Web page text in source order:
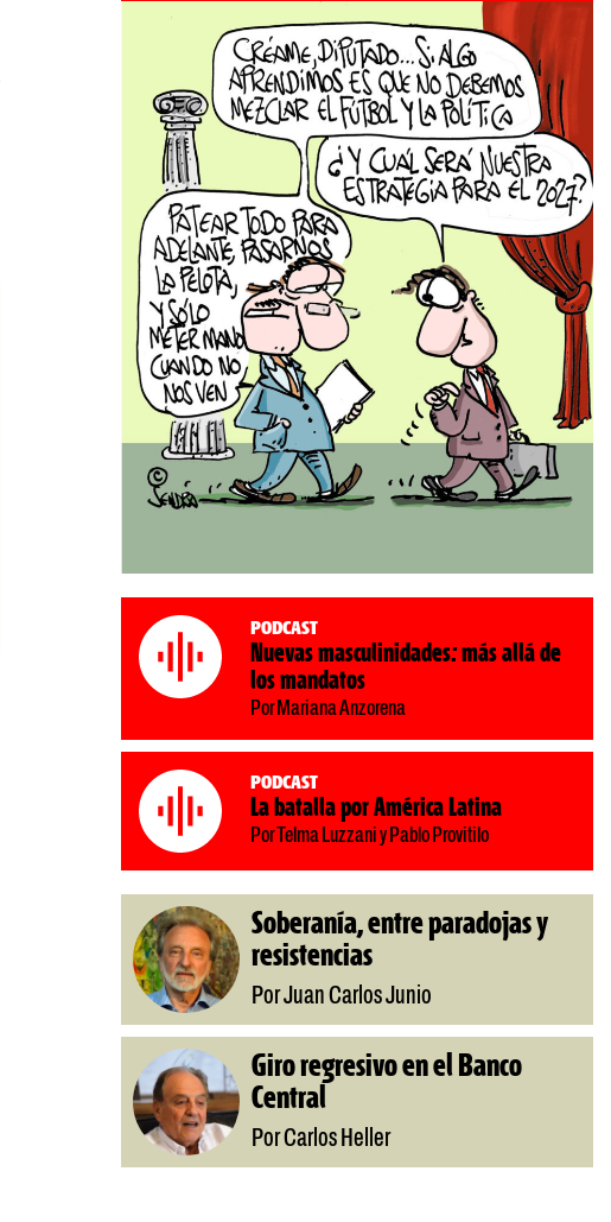
Podcast
Nuevas masculinidades: más allá de
los mandatos
Por Mariana Anzorena
Podcast
La batalla por América Latina
Por Telma Luzzani y Pablo Provitilo
Soberanía, entre paradojas y
resistencias
Por Juan Carlos Junio
Giro regresivo en el Banco
Central
Por Carlos Heller